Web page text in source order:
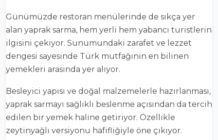
Günümüzde restoran menülerinde de sıkça yer
alan yaprak sarma, hem yerli hem yabancı turistlerin
ilgisini çekiyor. Sunumundaki zarafet ve lezzet
dengesi sayesinde Türk mutfağının en bilinen
yemekleri arasında yer alıyor.
Besleyici yapısı ve doğal malzemelerle hazırlanması,
yaprak sarmayı sağlıklı beslenme açısından da tercih
edilen bir yemek haline getiriyor. Özellikle
zeytinyağlı versiyonu hafifliğiyle öne çıkıyor.